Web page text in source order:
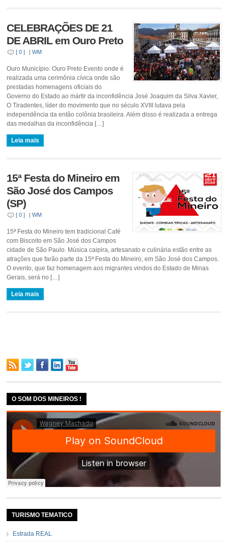
CELEBRAÇÕES DE 21
DE ABRIL em Ouro Preto
[ 0 ] |WM
Ouro Município: Ouro Preto Evento onde é
realizada uma cerimônia cívica onde são
prestadas homenagens oficiais do
Governo do Estado ao mártir da inconfidência José Joaquim da Silva Xavier,
O Tiradentes, líder do movimento que no século XVIII lutava pela
independência da então colônia brasileira. Além disso é realizada a entrega
das medalhas da inconfidência […]
Leia mais
15ª Festa do Mineiro em
São José dos Campos
(SP)
[ 0 ] |WM
15ª Festa do Mineiro tem tradicional Café
com Biscoito em São José dos Campos
cidade de São Paulo. Música caipira, artesanato e culinária estão entre as
atrações que farão parte da 15ª Festa do Mineiro, em São José dos Campos.
O evento, que faz homenagem aos migrantes vindos do Estado de Minas
Gerais, será no […]
Leia mais
O SOM DOS MINEIROS !
TURISMO TEMATICO
Estrada REAL